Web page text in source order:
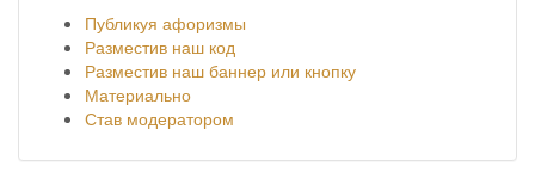
Публикуя афоризмы
Разместив наш код
Разместив наш баннер или кнопку
Материально
Став модератором